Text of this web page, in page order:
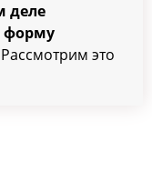
деле
форму
Рассмотрим это